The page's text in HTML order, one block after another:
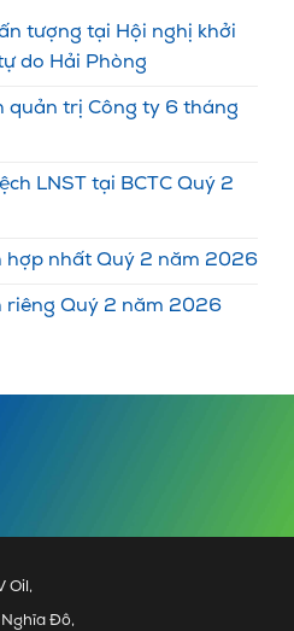
tượng tại Hội nghị khởi
do Hải Phòng
quản trị Công ty 6 tháng
LNST tại BCTC Quý 2
hợp nhất Quý 2 năm 2026
riêng Quý 2 năm 2026
Oil,
Đô,